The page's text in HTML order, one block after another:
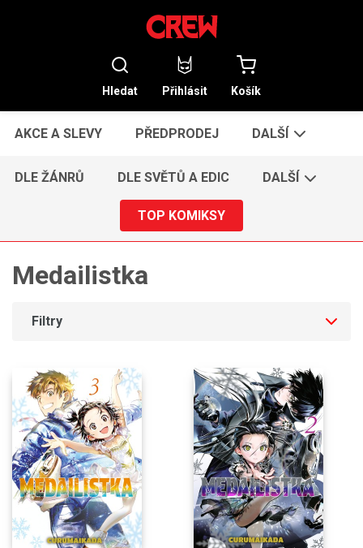
Hledat Přihlásit Košík
AKCE A SLEVY PŘEDPRODEJ DALŠÍ
DLE ŽÁNRŮ DLE SVĚTŮ A EDIC DALŠÍ
TOP KOMIKSY
Medailistka
Filtry